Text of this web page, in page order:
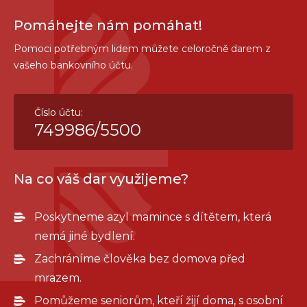
nouzi Farní charity Praha 1
Vybavení a pomůcky pro nemohoucí klienty
sociálních služeb Charity Neratovice
Praha 14
Nemocnice Milosrdných sester sv. Karla
Boromejského (nákup elektrických odsávaček,
zdravotní péče pro lidi bez zdravotního
Příspěvek Hospici Dobrého pastýře v Čerčanech
Vybavení prostor nově vzniklého komunitního
centra v Košicích pro osoby se zdravotním
postižením a osoby ohrožené sociálním
vyloučením
Pomáhejte nám pomáhat!
Pomoci potřebným lidem můžete celoročně darem z
vašeho bankovního účtu.
Číslo účtu:
749986/5500
Na co váš dar využijeme?
Poskytneme azyl mamince s dítětem, která
nemá jiné bydlení.
Zachráníme člověka bez domova před
mrazem.
Pomůžeme seniorům, kteří žijí doma, s osobní